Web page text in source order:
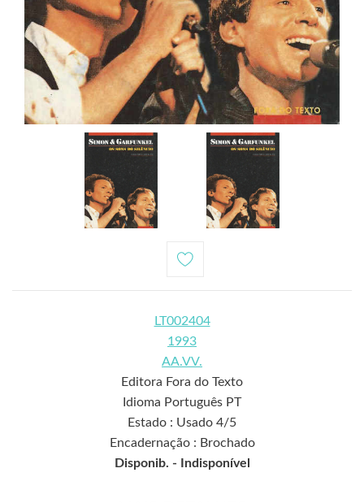
LT002404
1993
AA.VV.
Editora Fora do Texto
Idioma Português PT
Estado : Usado 4/5
Encadernação : Brochado
Disponib. -
Indisponível